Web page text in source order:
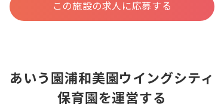
この施設の求人に応募する
あいう園浦和美園ウイングシティ
保育園を運営する